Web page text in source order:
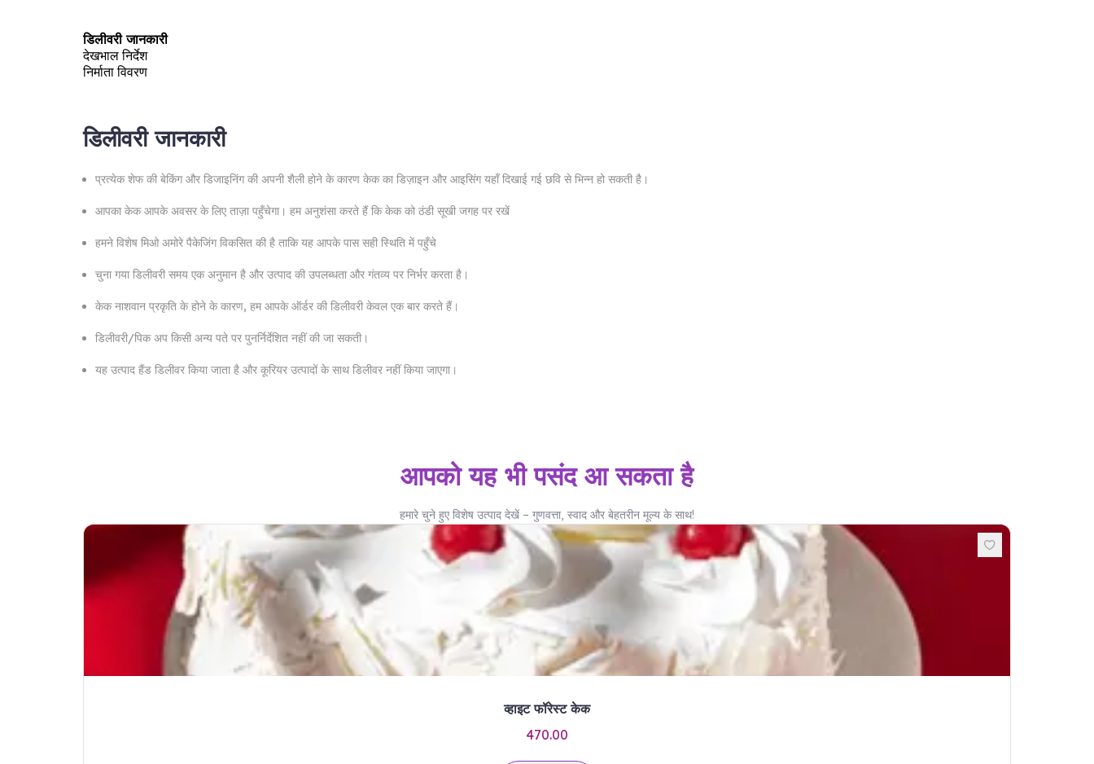
डिलीवरी जानकारी
देखभाल निर्देश
निर्माता विवरण
डिलीवरी जानकारी
प्रत्येक शेफ की बेकिंग और डिजाइनिंग की अपनी शैली होने के कारण केक का डिज़ाइन और आइसिंग यहाँ दिखाई गई छवि से भिन्न हो सकती है।
आपका केक आपके अवसर के लिए ताज़ा पहुँचेगा। हम अनुशंसा करते हैं कि केक को ठंडी सूखी जगह पर रखें
हमने विशेष मिओ अमोरे पैकेजिंग विकसित की है ताकि यह आपके पास सही स्थिति में पहुँचे
चुना गया डिलीवरी समय एक अनुमान है और उत्पाद की उपलब्धता और गंतव्य पर निर्भर करता है।
केक नाशवान प्रकृति के होने के कारण, हम आपके ऑर्डर की डिलीवरी केवल एक बार करते हैं।
डिलीवरी/पिक अप किसी अन्य पते पर पुनर्निर्देशित नहीं की जा सकती।
यह उत्पाद हैंड डिलीवर किया जाता है और कूरियर उत्पादों के साथ डिलीवर नहीं किया जाएगा।
आपको यह भी पसंद आ सकता है
हमारे चुने हुए विशेष उत्पाद देखें – गुणवत्ता, स्वाद और बेहतरीन मूल्य के साथ!
व्हाइट फॉरेस्ट केक
470.00